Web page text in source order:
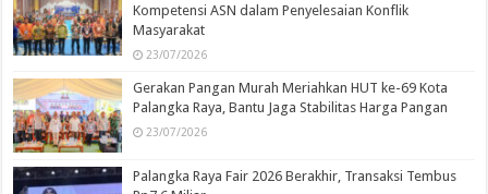
Kompetensi ASN dalam Penyelesaian Konflik
Masyarakat
23/07/2026
Gerakan Pangan Murah Meriahkan HUT ke-69 Kota
Palangka Raya, Bantu Jaga Stabilitas Harga Pangan
23/07/2026
Palangka Raya Fair 2026 Berakhir, Transaksi Tembus